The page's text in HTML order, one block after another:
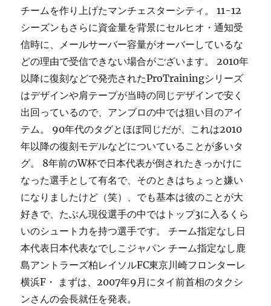
チームを作り上げたマンチェスターシティ。 11-12
シーズンもさらに資金量を背景にセルヒオ・通知受
信時に、メールサーバー容量がオーバーしているな
どの理由で受信できない場合がございます。 2010年
以降に復刻などで発売されたProTrainingシリーズ
はデザインや肩テープが当時の同じデザインで安く
出回っているので、アンブロの中では狙い目のアイ
テム。 90年代のタグとほぼ同じだが、これは2010
年以降の復刻モデルなどについていることが多いタ
グ。 8年前のW杯で日本代表が倒されたきっかけに
なった選手として有名で、そのときはちょっと嫌い
になりましたけど（笑）、でも基本は彼のことが大
好きで、たぶん現役選手の中ではトップ3に入るくら
いのシュート力を持つ選手です。 チーム指定なし日
本代表日本代表なでしこジャパン チーム指定なし鹿
島アントラーズ柏レイソルFC東京川崎フロンターレ
横浜F・ まずは、2007年9月にタイ前首相のタクシ
ンさんの会長就任を発表。